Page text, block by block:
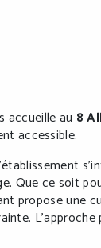
accueille au 8
accessible.
Que ce soit
propose une
L’approche